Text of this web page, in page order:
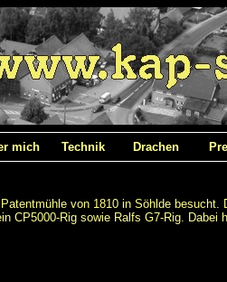
mich Technik Drachen
von 1810 in Söhlde besucht.
CP5000-Rig sowie Ralfs G7-Rig. Dabei